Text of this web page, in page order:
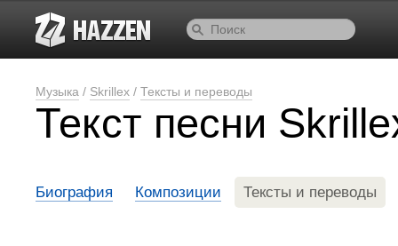
Музыка / Skrillex / Тексты и переводы
Текст песни
Биография Композиции Тексты и переводы